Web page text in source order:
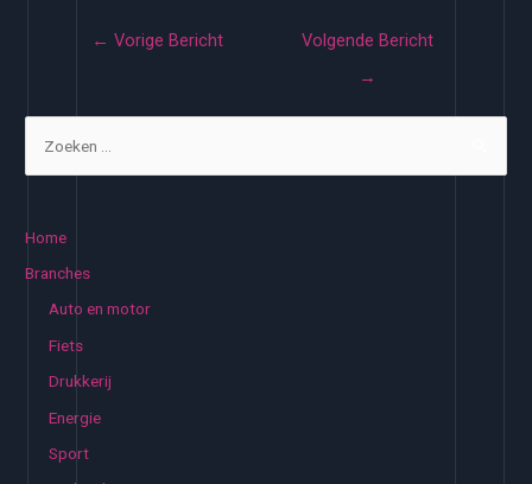
← Vorige Bericht
Volgende Bericht
→
Home
Branches
Auto en motor
Fiets
Drukkerij
Energie
Sport